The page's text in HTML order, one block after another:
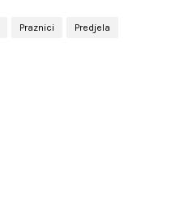
Praznici Predjela